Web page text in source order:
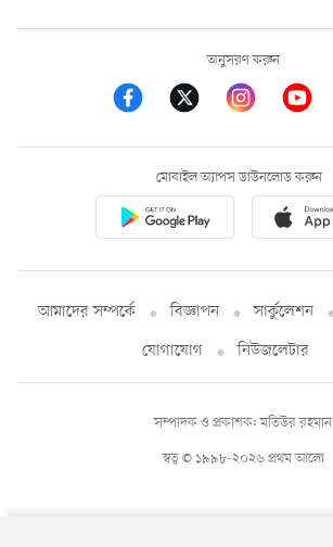
অনুসরণ করুন
মোবাইল অ্যাপস ডাউনলোড করুন
আমাদের সম্পর্কে বিজ্ঞাপন সার্কুলেশন
যোগাযোগ
নিউজলেটার
স্বত্ব © ১৯৯৮-২০২৬ প্রথম আলো
সম্পাদক ও প্রকাশক: মতিউর রহমান